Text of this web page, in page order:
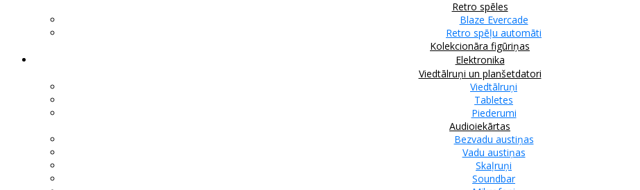
Retro spēles
Blaze Evercade
Retro spēļu automāti
Kolekcionāra figūriņas
Elektronika
Viedtālruņi un planšetdatori
Viedtālruņi
Tabletes
Piederumi
Audioiekārtas
Bezvadu austiņas
Vadu austiņas
Skaļruņi
Soundbar